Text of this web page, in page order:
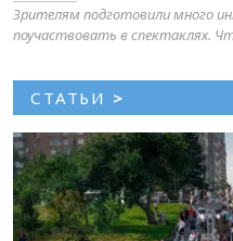
Зрителям подготовили много
поучаствовать в спектаклях.
СТАТЬИ >